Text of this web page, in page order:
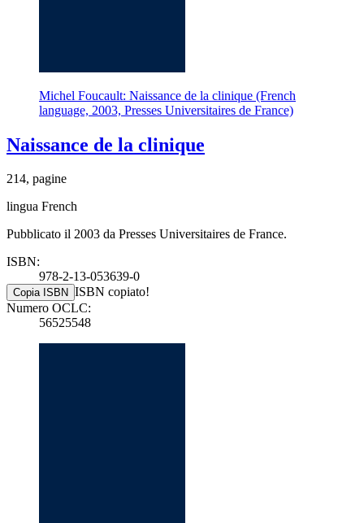
Michel Foucault: Naissance de la clinique (French
language, 2003, Presses Universitaires de France)
Naissance de la clinique
214, pagine
lingua French
Pubblicato il 2003 da Presses Universitaires de France.
ISBN:
978-2-13-053639-0
Copia ISBN ISBN copiato!
Numero OCLC:
56525548